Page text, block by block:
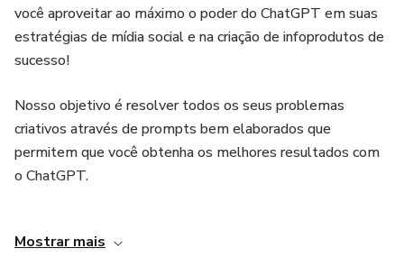
você aproveitar ao máximo o poder do ChatGPT em suas
estratégias de mídia social e na criação de infoprodutos de
sucesso!
Nosso objetivo é resolver todos os seus problemas
criativos através de prompts bem elaborados que
permitem que você obtenha os melhores resultados com
o ChatGPT.
postagens irresistíveis, textos envolventes e chamadas
Mostrar mais